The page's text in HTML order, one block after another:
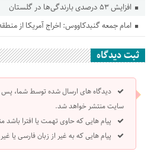
افزایش ۵۳ درصدی بارندگی‌ها در گلستان
امام جمعه گنبدکاووس: اخراج آمریکا از
ثبت دیدگاه
دیدگاه های ارسال شده توسط شما، پس
سایت منتشر خواهد شد.
پیام هایی که حاوی تهمت یا افترا
پیام هایی که به غیر از زبان فارسی یا